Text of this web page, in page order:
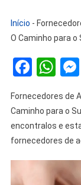
Início -
O Caminho para
Fornecedores de
Caminho para o
encontralos e
fornecedores de